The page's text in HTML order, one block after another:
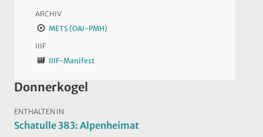
ARCHIV
METS (OAI-PMH)
IIIF
IIIF-Manifest
Donnerkogel
ENTHALTEN IN
Schatulle 383: Alpenheimat